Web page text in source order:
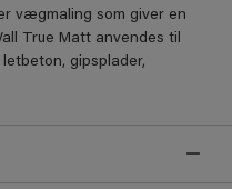
vægmaling som giver en
True Matt anvendes til
gipsplader,